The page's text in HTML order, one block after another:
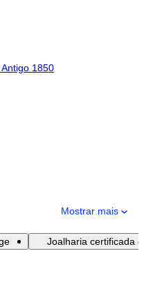
1850
Mostrar mais
Joalharia certificada